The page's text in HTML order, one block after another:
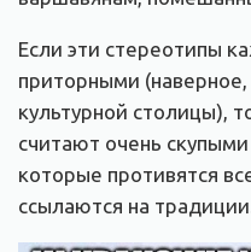
Если эти стереотипы
приторными
культурной столицы),
считают очень
которые противятся
ссылаются на традиции.